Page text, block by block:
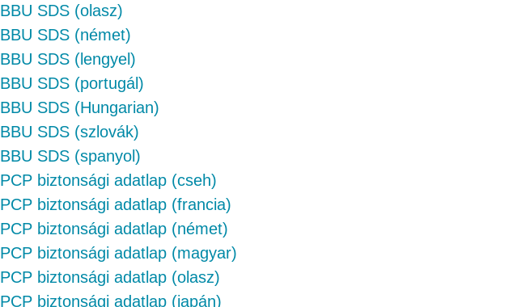
BBU SDS (olasz)
BBU SDS (német)
BBU SDS (lengyel)
BBU SDS (portugál)
BBU SDS (Hungarian)
BBU SDS (szlovák)
BBU SDS (spanyol)
PCP biztonsági adatlap (cseh)
PCP biztonsági adatlap (francia)
PCP biztonsági adatlap (német)
PCP biztonsági adatlap (magyar)
PCP biztonsági adatlap (olasz)
PCP biztonsági adatlap (japán)